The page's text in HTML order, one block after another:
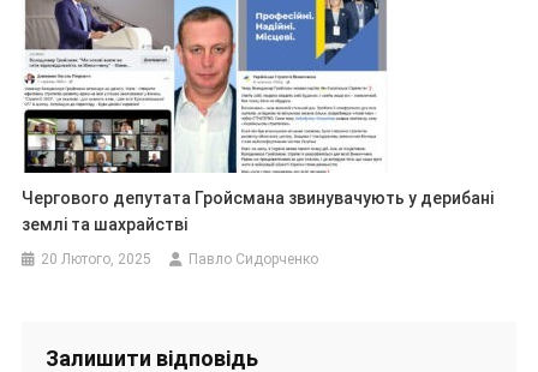
Чергового депутата Гройсмана звинувачують у дерибані
землі та шахрайстві
20 Лютого, 2025 Павло Сидорченко
Залишити відповідь